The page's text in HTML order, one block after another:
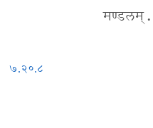
मण्डलम् .
७.२०.८